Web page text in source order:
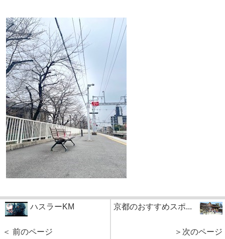
ハスラーKM
＜ 前のページ
京都のおすすめスポ...
＞次のページ